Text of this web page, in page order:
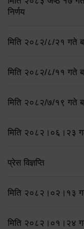
निर्णय
मिति २०८२/८/२१ गते
मिति २०८२/८/११ गते
मिति २०८२/७/१९ गते
मिति २०८२।०६।२३
प्रेस विज्ञप्ति
मिति २०८२।०२।१३
मिति २०८२।०१।२४